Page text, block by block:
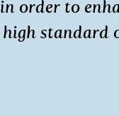
order to
standard